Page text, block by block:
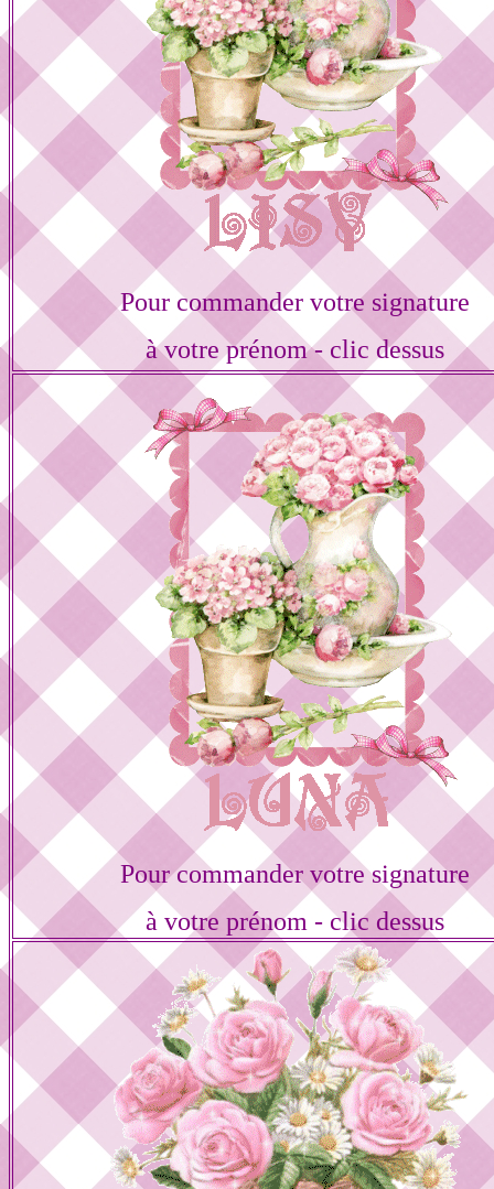
Pour commander votre signature
à votre prénom - clic dessus
Pour commander votre signature
à votre prénom - clic dessus